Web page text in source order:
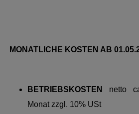
MONATLICHE KOSTEN AB
BETRIEBSKOSTEN netto
Monat zzgl. 10% USt